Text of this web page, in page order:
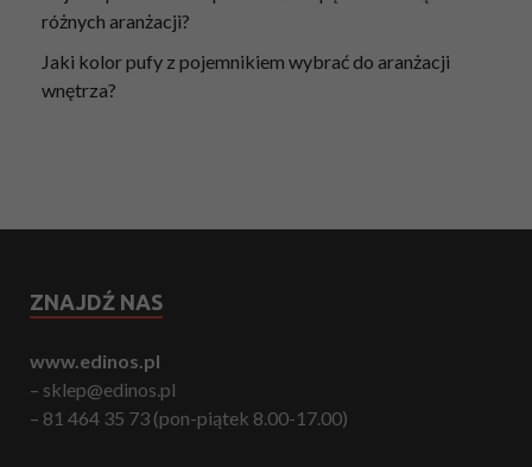
różnych aranżacji?
Jaki kolor pufy z pojemnikiem wybrać do aranżacji
wnętrza?
ZNAJDŹ NAS
www.edinos.pl
– sklep@edinos.pl
– 81 464 35 73 (pon-piątek 8.00-17.00)